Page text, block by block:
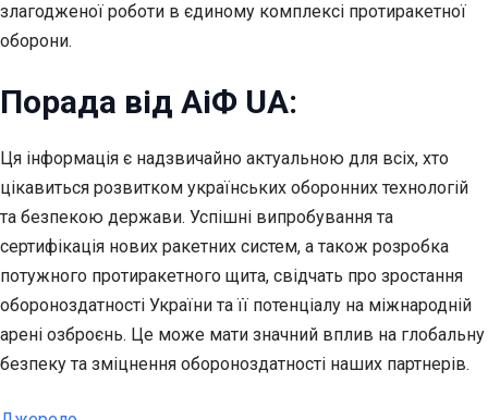
злагодженої роботи в єдиному комплексі протиракетної
оборони.
Порада від АіФ UA:
Ця інформація є надзвичайно актуальною для всіх, хто
цікавиться розвитком українських оборонних технологій
та безпекою держави. Успішні випробування та
сертифікація нових ракетних систем, а також розробка
потужного протиракетного щита, свідчать про зростання
обороноздатності України та її потенціалу на міжнародній
арені озброєнь. Це може мати значний вплив на глобальну
безпеку та зміцнення обороноздатності наших партнерів.